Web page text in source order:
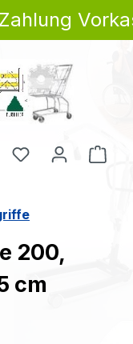
Du hast 0
200,
cm